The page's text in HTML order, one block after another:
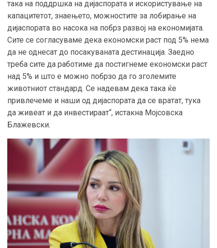
така на поддршка на дијаспората и искористување на
капацитетот, знаењето, можностите за лобирање на
дијаспората во насока на побрз развој на економијата.
Сите се согласуваме дека економски раст под 5% нема
да не однесат до посакуваната дестинација. Заедно
треба сите да работиме да постигнеме економски раст
над 5% и што е можно побрзо да го зголемите
животниот стандард. Се надевам дека така ќе
привлечеме и наши од дијаспората да се вратат, тука
да живеат и да инвестираат“, истакна Мојсовска
Блажевски.